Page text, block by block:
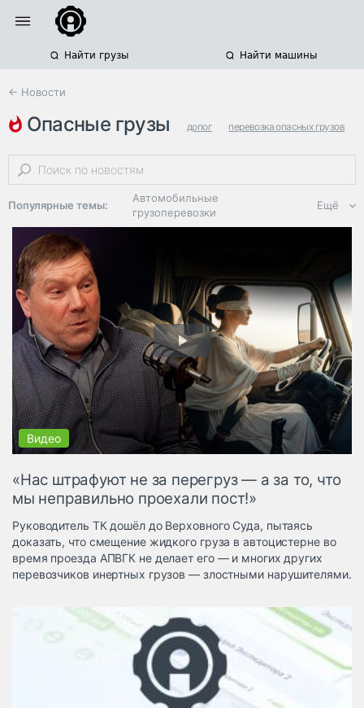
Найти грузы Найти машины
← Новости
опасные грузы допог перевозка опасных грузов
законопроекты
Популярные темы:
Автомобильные
грузоперевозки
ЭДО, ИТ в
логистике
Дороги,
инфраструктура
Логистика, грузы
Негабаритные и
опасные грузы
Безопасность и
страхование
Таможня и ВЭД
грузовые
терминалы
Коммерческий
транспорт
Автосервис,
запчасти, шины
Топливо, масла и
автохимия
Дзен
Ещё
«Нас штрафуют не за перегруз — а за то, что
мы неправильно проехали пост!»
Руководитель ТК дошёл до Верховного Суда, пытаясь
доказать, что смещение жидкого груза в автоцистерне во
время проезда АПВГК не делает его — и многих других
перевозчиков инертных грузов — злостными нарушителями.